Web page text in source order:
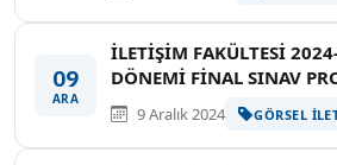
09
ARA
İLETİŞİM FAKÜLTESİ
DÖNEMİ FİNAL SINAV
9 Aralık 2024 GÖRSEL